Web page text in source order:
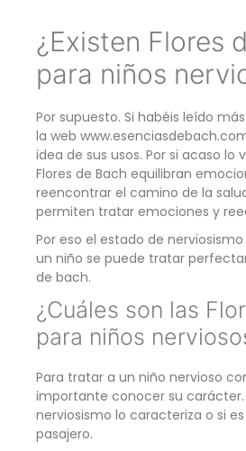
¿Existen Flores
para niños
Por supuesto. Si habéis leído
la web
idea de sus usos. Por si acaso lo
Flores de Bach equilibran
reencontrar el camino de la
permiten tratar emociones y
Por eso el estado de
un niño se puede tratar
de bach.
¿Cuáles son las
para niños
Para tratar a un niño nervioso
importante conocer su carácter.
nerviosismo lo caracteriza o si
pasajero.